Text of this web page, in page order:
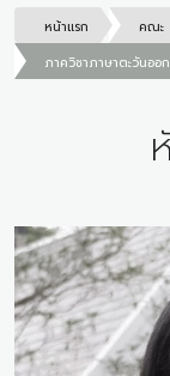
หน้าแรก คณะ
ภาควิชาภาษาตะวันออก